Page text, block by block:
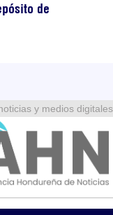
de
y medios digitales